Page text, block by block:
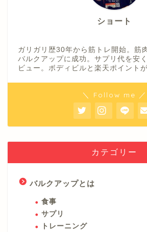
ショート
ガリガリ歴30年から筋トレ開始。筋
バルクアップに成功。サプリ代を安
ビュー。ボディビルと楽天ポイントが
＼ Follow me ／
カテゴリー
バルクアップとは
食事
サプリ
トレーニング